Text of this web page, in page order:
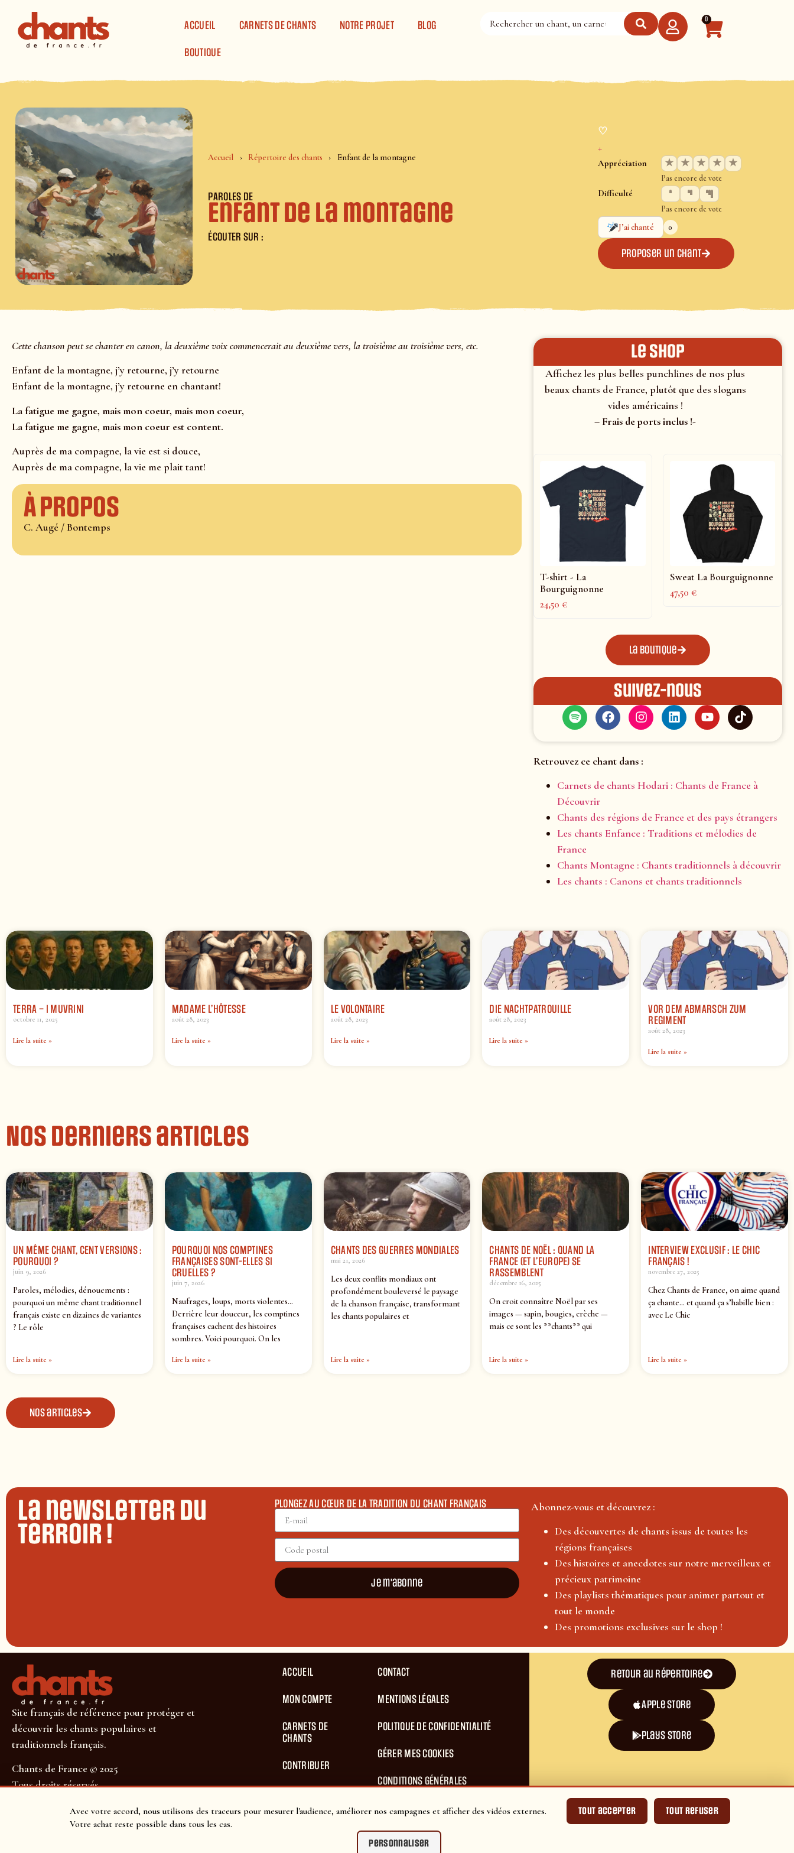
Avec votre accord, nous utilisons des traceurs pour mesurer l'audience, améliorer nos campagnes et afficher des vidéos externes.
Votre achat reste possible dans tous les cas.
Tout accepter Tout refuser
Personnaliser
ACCUEIL CARNETS DE CHANTS NOTRE PROJET BLOG
BOUTIQUE
0
Accueil Répertoire des chants Enfant de la montagne
PAROLES DE
Enfant de la montagne
ÉCOUTER SUR :
♡
+
Appréciation ★ ★ ★ ★ ★
Pas encore de vote
Difficulté
Pas encore de vote
J’ai chanté
0
Proposer un chant
Cette chanson peut se chanter en canon, la deuxième voix commencerait au deuxième vers, la troisième au troisième vers, etc.
Enfant de la montagne, j’y retourne, j’y retourne
Enfant de la montagne, j’y retourne en chantant!
La fatigue me gagne, mais mon coeur, mais mon coeur,
La fatigue me gagne, mais mon coeur est content.
Auprès de ma compagne, la vie est si douce,
Auprès de ma compagne, la vie me plait tant!
À propos
C. Augé / Bontemps
le shop
Affichez les plus belles punchlines de nos plus
beaux chants de France, plutôt que des slogans
vides américains !
– Frais de ports inclus !-
T-shirt - La
Bourguignonne
24,50€
Sweat La Bourguignonne
47,50€
La boutique
Suivez-nous
Retrouvez ce chant dans :
Carnets de chants Hodari : Chants de France à
Découvrir
Chants des régions de France et des pays étrangers
Les chants Enfance : Traditions et mélodies de
France
Chants Montagne : Chants traditionnels à découvrir
Les chants : Canons et chants traditionnels
TERRA – I MUVRINI
octobre 11, 2025
Lire la suite »
MADAME L’HÔTESSE
août 28, 2023
Lire la suite »
LE VOLONTAIRE
août 28, 2023
Lire la suite »
DIE NACHTPATROUILLE
août 28, 2023
Lire la suite »
VOR DEM ABMARSCH ZUM
REGIMENT
août 28, 2023
Lire la suite »
Nos derniers articles
UN MÊME CHANT, CENT VERSIONS :
POURQUOI ?
juin 9, 2026
Paroles, mélodies, dénouements :
pourquoi un même chant traditionnel
français existe en dizaines de variantes
? Le rôle
Lire la suite »
POURQUOI NOS COMPTINES
FRANÇAISES SONT-ELLES SI
CRUELLES ?
juin 7, 2026
Naufrages, loups, morts violentes…
Derrière leur douceur, les comptines
françaises cachent des histoires
sombres. Voici pourquoi. On les
Lire la suite »
CHANTS DES GUERRES MONDIALES
mai 21, 2026
Les deux conflits mondiaux ont
profondément bouleversé le paysage
de la chanson française, transformant
les chants populaires et
Lire la suite »
CHANTS DE NOËL : QUAND LA
FRANCE (ET L’EUROPE) SE
RASSEMBLENT
décembre 16, 2025
On croit connaître Noël par ses
images — sapin, bougies, crèche —
mais ce sont les **chants** qui
Lire la suite »
INTERVIEW EXCLUSIF : LE CHIC
FRANÇAIS !
novembre 27, 2025
Chez Chants de France, on aime quand
ça chante… et quand ça s’habille bien :
avec Le Chic
Lire la suite »
Nos articles
La newsletter du
terroir !
PLONGEZ AU CŒUR DE LA TRADITION DU CHANT FRANÇAIS
Je m'abonne
Abonnez-vous et découvrez :
Des découvertes de chants issus de toutes les
régions françaises
Des histoires et anecdotes sur notre merveilleux et
précieux patrimoine
Des playlists thématiques pour animer partout et
tout le monde
Des promotions exclusives sur le shop !
Site français de référence pour protéger et
découvrir les chants populaires et
traditionnels français.
Chants de France © 2025
Tous droits réservés
SUIVEZ-NOUS POUR NE RIEN MANQUER !
ACCUEIL
MON COMPTE
CARNETS DE
CHANTS
CONTRIBUER
CONTACT
MENTIONS LÉGALES
POLITIQUE DE CONFIDENTIALITÉ
GÉRER MES COOKIES
CONDITIONS GÉNÉRALES
CONDITIONS GÉNÉRALES DE VENTES
Retour au répertoire
Apple Store
plays store